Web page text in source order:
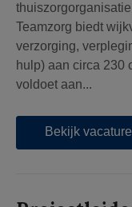
Teamzorg biedt
verzorging,
hulp) aan circa 230
voldoet aan...
Bekijk vacature